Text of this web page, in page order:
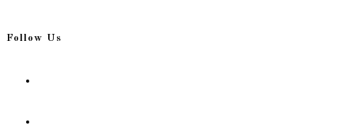
Follow Us